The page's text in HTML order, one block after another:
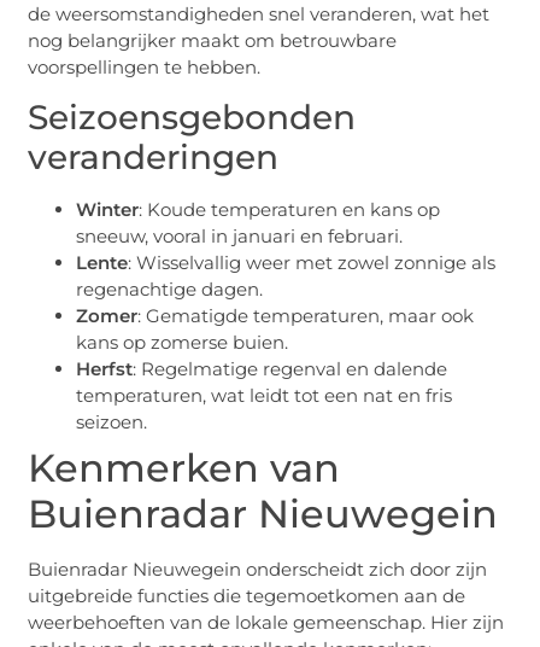
de weersomstandigheden snel veranderen, wat het
nog belangrijker maakt om betrouwbare
voorspellingen te hebben.
Seizoensgebonden
veranderingen
Winter: Koude temperaturen en kans op
sneeuw, vooral in januari en februari.
Lente: Wisselvallig weer met zowel zonnige als
regenachtige dagen.
Zomer: Gematigde temperaturen, maar ook
kans op zomerse buien.
Herfst: Regelmatige regenval en dalende
temperaturen, wat leidt tot een nat en fris
seizoen.
Kenmerken van
Buienradar Nieuwegein
Buienradar Nieuwegein onderscheidt zich door zijn
uitgebreide functies die tegemoetkomen aan de
weerbehoeften van de lokale gemeenschap. Hier zijn